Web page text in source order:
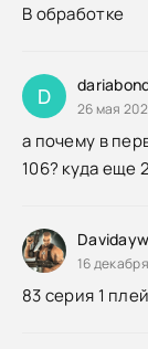
В обработке
D 26 мая
а почему в
106? куда еще
Davidayw
16
83 серия 1